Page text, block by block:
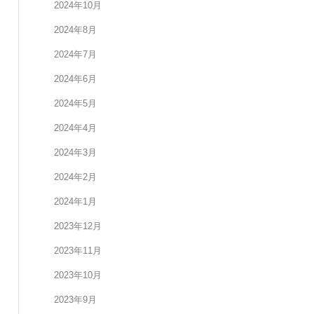
2024年10月
2024年8月
2024年7月
2024年6月
2024年5月
2024年4月
2024年3月
2024年2月
2024年1月
2023年12月
2023年11月
2023年10月
2023年9月